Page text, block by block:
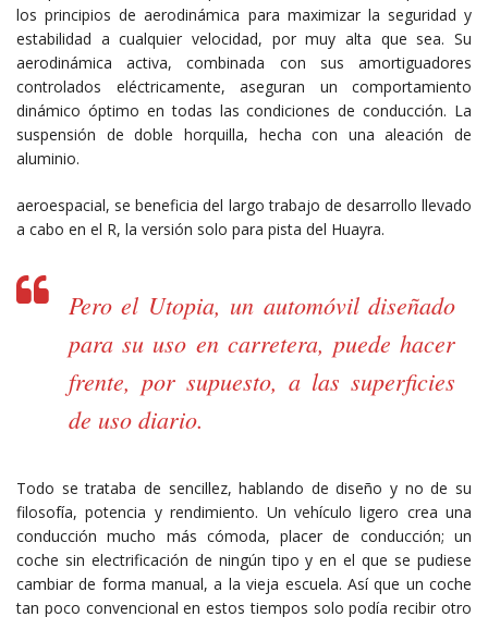
los principios de aerodinámica para maximizar la seguridad y
estabilidad a cualquier velocidad, por muy alta que sea. Su
aerodinámica activa, combinada con sus amortiguadores
controlados eléctricamente, aseguran un comportamiento
dinámico óptimo en todas las condiciones de conducción. La
suspensión de doble horquilla, hecha con una aleación de
aluminio.
aeroespacial, se beneficia del largo trabajo de desarrollo llevado
a cabo en el R, la versión solo para pista del Huayra.
Pero el Utopia, un automóvil diseñado
para su uso en carretera, puede hacer
frente, por supuesto, a las superficies
de uso diario.
Todo se trataba de sencillez, hablando de diseño y no de su
filosofía, potencia y rendimiento. Un vehículo ligero crea una
conducción mucho más cómoda, placer de conducción; un
coche sin electrificación de ningún tipo y en el que se pudiese
cambiar de forma manual, a la vieja escuela. Así que un coche
tan poco convencional en estos tiempos solo podía recibir otro